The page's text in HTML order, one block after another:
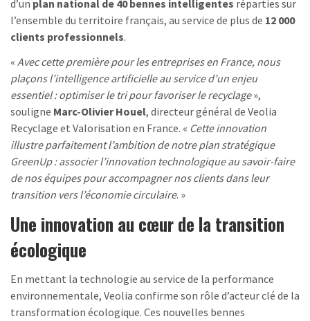
d’un plan national de 40 bennes intelligentes réparties sur
l’ensemble du territoire français, au service de plus de 12 000
clients professionnels.
« Avec cette première pour les entreprises en France, nous
plaçons l’intelligence artificielle au service d’un enjeu
essentiel : optimiser le tri pour favoriser le recyclage»,
souligne Marc-Olivier Houel, directeur général de Veolia
Recyclage et Valorisation en France. « Cette innovation
illustre parfaitement l’ambition de notre plan stratégique
GreenUp : associer l’innovation technologique au savoir-faire
de nos équipes pour accompagner nos clients dans leur
transition vers l’économie circulaire. »
Une innovation au cœur de la transition
écologique
En mettant la technologie au service de la performance
environnementale, Veolia confirme son rôle d’acteur clé de la
transformation écologique. Ces nouvelles bennes